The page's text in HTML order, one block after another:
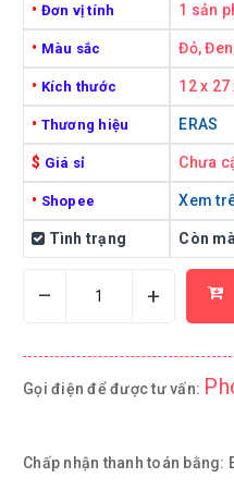
• Đơn vị tính 1 sản
• Màu sắc Đỏ,
• Kích thước 12 x 27
• Thương hiệu ERAS
$ Giá sỉ Chưa
• Shopee Xem
Tình trạng Còn
– +
Gọi điện để được tư vấn:
Chấp nhận thanh toán bằng: